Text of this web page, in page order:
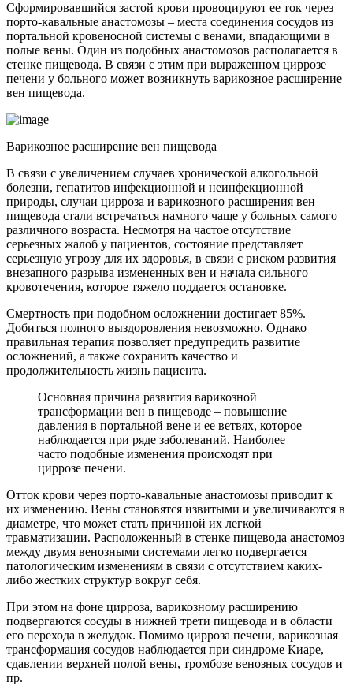
Сформировавшийся застой крови провоцируют ее ток через
порто-кавальные анастомозы – места соединения сосудов из
портальной кровеносной системы с венами, впадающими в
полые вены. Один из подобных анастомозов располагается в
стенке пищевода. В связи с этим при выраженном циррозе
печени у больного может возникнуть варикозное расширение
вен пищевода.
Варикозное расширение вен пищевода
В связи с увеличением случаев хронической алкогольной
болезни, гепатитов инфекционной и неинфекционной
природы, случаи цирроза и варикозного расширения вен
пищевода стали встречаться намного чаще у больных самого
различного возраста. Несмотря на частое отсутствие
серьезных жалоб у пациентов, состояние представляет
серьезную угрозу для их здоровья, в связи с риском развития
внезапного разрыва измененных вен и начала сильного
кровотечения, которое тяжело поддается остановке.
Смертность при подобном осложнении достигает 85%.
Добиться полного выздоровления невозможно. Однако
правильная терапия позволяет предупредить развитие
осложнений, а также сохранить качество и
продолжительность жизнь пациента.
Основная причина развития варикозной
трансформации вен в пищеводе – повышение
давления в портальной вене и ее ветвях, которое
наблюдается при ряде заболеваний. Наиболее
часто подобные изменения происходят при
циррозе печени.
Отток крови через порто-кавальные анастомозы приводит к
их изменению. Вены становятся извитыми и увеличиваются в
диаметре, что может стать причиной их легкой
травматизации. Расположенный в стенке пищевода анастомоз
между двумя венозными системами легко подвергается
патологическим изменениям в связи с отсутствием каких-
либо жестких структур вокруг себя.
При этом на фоне цирроза, варикозному расширению
подвергаются сосуды в нижней трети пищевода и в области
его перехода в желудок. Помимо цирроза печени, варикозная
трансформация сосудов наблюдается при синдроме Киаре,
сдавлении верхней полой вены, тромбозе венозных сосудов и
пр.